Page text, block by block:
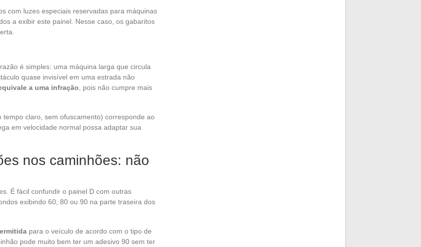
com luzes especiais reservadas para máquinas
a exibir este painel. Nesse caso, os gabaritos
é simples: uma máquina larga que circula
quase invisível em uma estrada não
a uma infração , pois não cumpre mais
claro, sem ofuscamento) corresponde ao
em velocidade normal possa adaptar sua
nos caminhões: não
É fácil confundir o painel D com outras
exibindo 60, 80 ou 90 na parte traseira dos
para o veículo de acordo com o tipo de
pode muito bem ter um adesivo 90 sem ter